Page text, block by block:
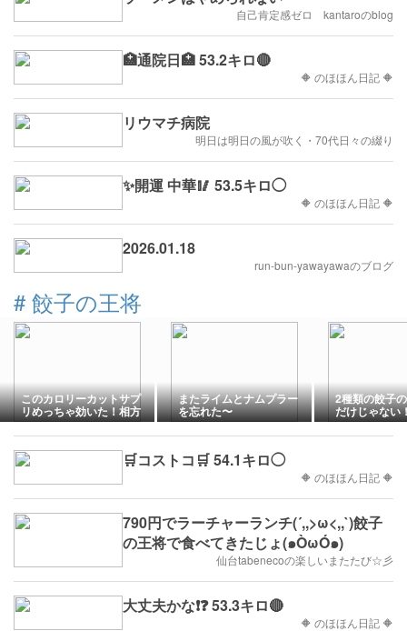
自己肯定感ゼロ kantaroのblog
🏥通院日🏥 53.2キロ🔴
🔶 のほほん日記 🔶
リウマチ病院
明日は明日の風が吹く・70代日々の綴り
✨開運 中華🥢 53.5キロ◯
🔶 のほほん日記 🔶
2026.01.18
run-bun-yawayawaのブログ
# 餃子の王将
このカロリーカットサプ
リめっちゃ効いた！相方
さんと餃子の王将で爆食
い
またライムとナムプラー
を忘れた〜
2種類の餃子
だけじゃない
将さんの「夏
ト」
🛒コストコ🛒 54.1キロ◯
🔶 のほほん日記 🔶
790円でラーチャーランチ(´,,>ω<,,`)餃子
の王将で食べてきたじょ(๑ÒωÓ๑)
仙台tabenecoの楽しいまたたび☆彡
大丈夫かな❗❓ 53.3キロ🔴
🔶 のほほん日記 🔶